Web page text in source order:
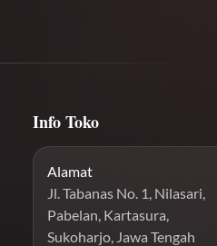
Info Toko
Alamat
Jl. Tabanas No. 1, Nilasari,
Pabelan, Kartasura,
Sukoharjo, Jawa Tengah